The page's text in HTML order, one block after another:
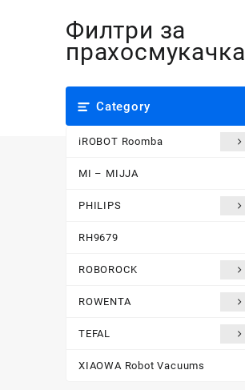
Филтри за
прахосмукачка
Category
iROBOT Roomba
MI – MIJJA
PHILIPS
RH9679
ROBOROCK
ROWENTA
TEFAL
XIAOWA Robot Vacuums